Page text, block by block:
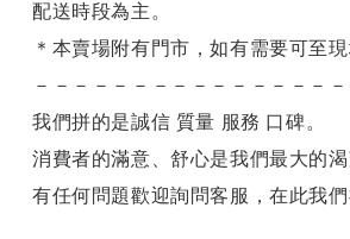
配送時段為主。
＊本賣場附有門市，如有需要可至現
－－－－－－－－－－－－－－－－
我們拼的是誠信 質量 服務 口碑。
消費者的滿意、舒心是我們最大的渴
有任何問題歡迎詢問客服，在此我